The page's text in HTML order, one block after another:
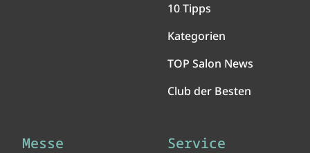
10 Tipps
Kategorien
TOP Salon News
Club der Besten
Messe Service